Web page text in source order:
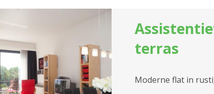
terras
Moderne flat in